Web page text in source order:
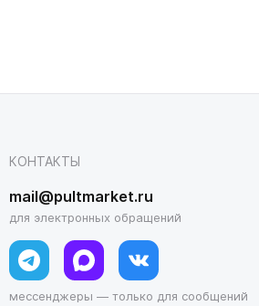
КОНТАКТЫ
mail@pultmarket.ru
для электронных обращений
мессенджеры — только для сообщений